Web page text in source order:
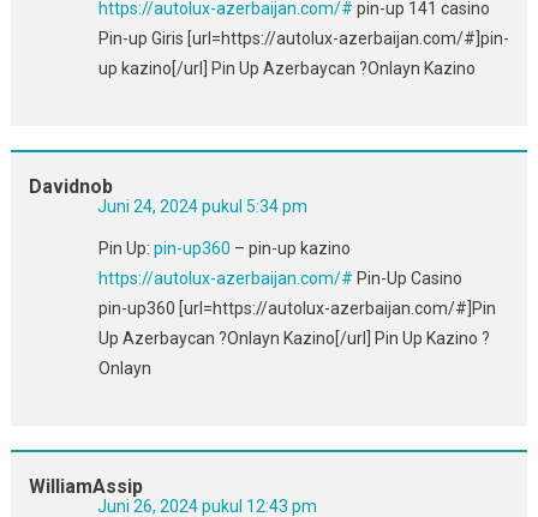
https://autolux-azerbaijan.com/# pin-up 141 casino
Pin-up Giris [url=https://autolux-azerbaijan.com/#]pin-
up kazino[/url] Pin Up Azerbaycan ?Onlayn Kazino
Davidnob
Juni 24, 2024 pukul 5:34 pm
Pin Up: pin-up360 – pin-up kazino
https://autolux-azerbaijan.com/# Pin-Up Casino
pin-up360 [url=https://autolux-azerbaijan.com/#]Pin
Up Azerbaycan ?Onlayn Kazino[/url] Pin Up Kazino ?
Onlayn
WilliamAssip
Juni 26, 2024 pukul 12:43 pm